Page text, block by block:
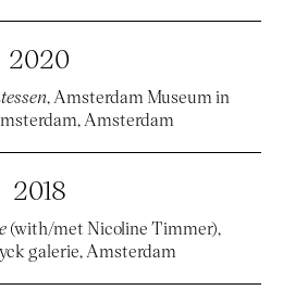
2020
, Amsterdam Museum in
Amsterdam
2018
(with/met Nicoline Timmer),
galerie, Amsterdam